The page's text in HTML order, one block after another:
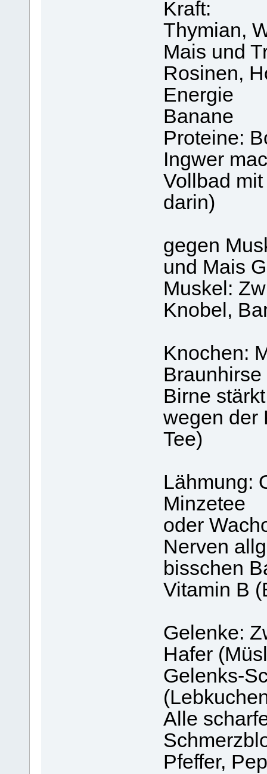
Kraft:
Thymian,
Mais und
Rosinen,
Energie
Banane
Proteine:
Ingwer
Vollbad
darin)
gegen
und Mais
Muskel:
Knobel,
Knochen:
Birne
wegen der
Tee)
Lähmung:
Minzetee
oder
Nerven
bisschen
Vitamin B
Gelenke:
Hafer
Gelenks-
Alle
Pfeffer,